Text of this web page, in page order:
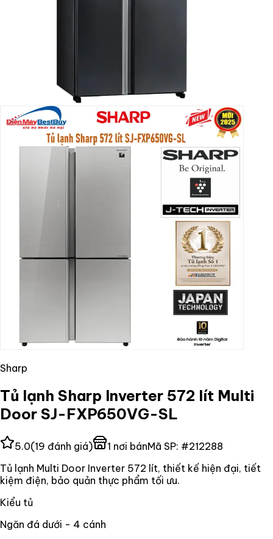
Sharp
Tủ lạnh Sharp Inverter 572 lít Multi
Door SJ-FXP650VG-SL
5.0(19 đánh giá) 1 nơi bánMã SP: #212288
Tủ lạnh Multi Door Inverter 572 lít, thiết kế hiện đại, tiết
kiệm điện, bảo quản thực phẩm tối ưu.
Kiểu tủ
Ngăn đá dưới - 4 cánh